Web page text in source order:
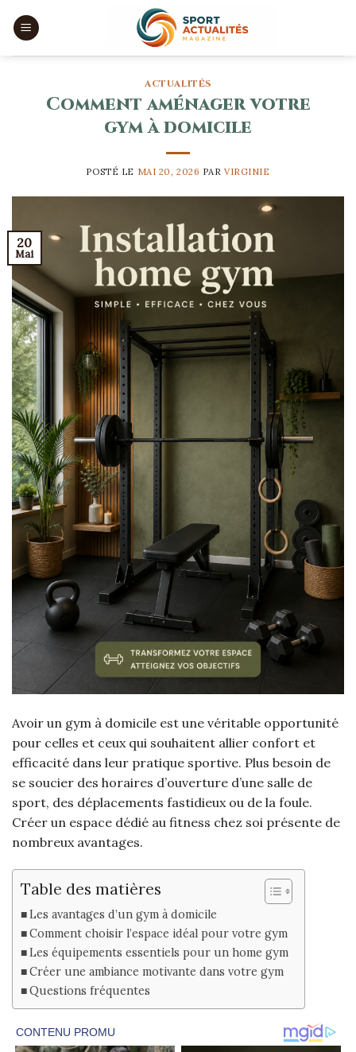
ACTUALITÉS
Comment aménager votre
gym à domicile
POSTÉ LE MAI 20, 2026 PARVIRGINIE
20
Mai
Avoir un gym à domicile est une véritable opportunité
pour celles et ceux qui souhaitent allier confort et
efficacité dans leur pratique sportive. Plus besoin de
se soucier des horaires d’ouverture d’une salle de
sport, des déplacements fastidieux ou de la foule.
Créer un espace dédié au fitness chez soi présente de
nombreux avantages.
Table des matières
Les avantages d’un gym à domicile
Comment choisir l’espace idéal pour votre gym
Les équipements essentiels pour un home gym
Créer une ambiance motivante dans votre gym
Questions fréquentes